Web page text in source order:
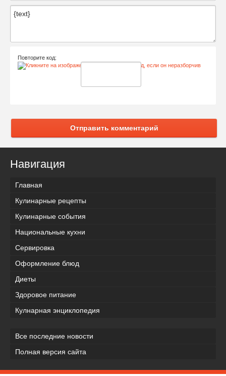
Повторите код:
Отправить комментарий
Навигация
Главная
Кулинарные рецепты
Кулинарные события
Национальные кухни
Сервировка
Оформление блюд
Диеты
Здоровое питание
Кулнарная энциклопедия
Все последние новости
Полная версия сайта